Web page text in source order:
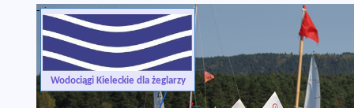
Wodociągi Kieleckie dla żeglarzy
-->